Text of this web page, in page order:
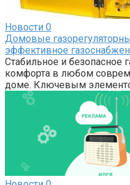
Новости 0
Домовые
эффективное
Стабильное и безопасное
комфорта в любом
доме. Ключевым